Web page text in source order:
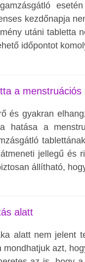
kezdőnapja
utáni tabletta
időpontot
a menstruációs
és gyakran
hatása a
jellegű és
állítható,
alatt
alatt nem jelent
azt,